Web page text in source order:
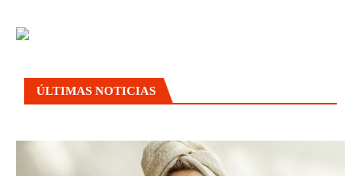
ÚLTIMAS NOTICIAS